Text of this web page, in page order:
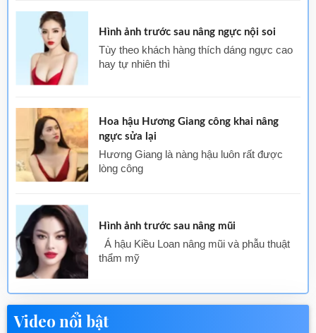
Hình ảnh trước sau nâng ngực nội soi
Tùy theo khách hàng thích dáng ngực cao
hay tự nhiên thì
Hoa hậu Hương Giang công khai nâng
ngực sửa lại
Hương Giang là nàng hậu luôn rất được
lòng công
Hình ảnh trước sau nâng mũi
Á hậu Kiều Loan nâng mũi và phẫu thuật
thẩm mỹ
Video nổi bật